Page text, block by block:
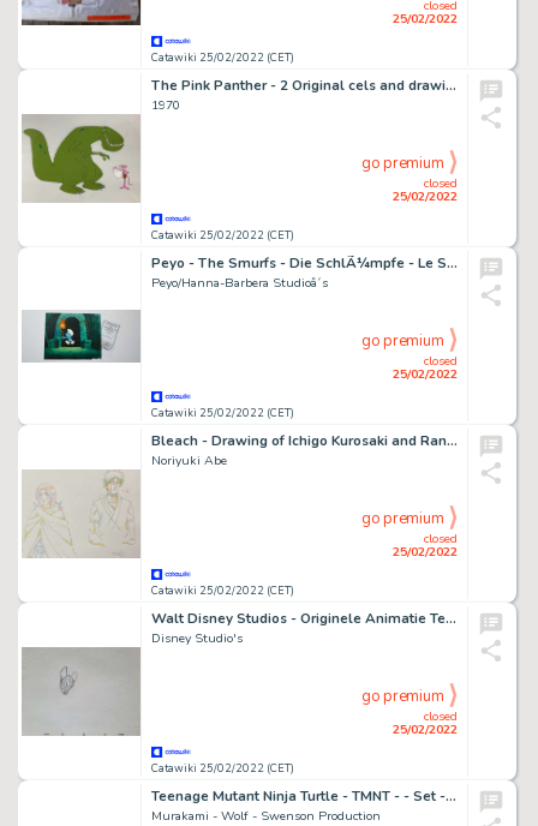
Catawiki 25/02/2022 (CET)
closed
25/02/2022
The Pink Panther - 2 Original cels and drawings of The Pink Panther
1970
Catawiki 25/02/2022 (CET)
closed
25/02/2022
go premium
Peyo - The Smurfs - Die SchlÃ¼mpfe - Le Schtroumpf - - + Original Animation Production Cel + Certifikat of Authenticity - Exemplaire unique - (1981/1989)
Peyo/Hanna-Barbera Studioâ´s
Catawiki 25/02/2022 (CET)
closed
25/02/2022
go premium
Bleach - Drawing of Ichigo Kurosaki and Rangiku Matsumoto (group of 3)
Noriyuki Abe
Catawiki 25/02/2022 (CET)
closed
25/02/2022
go premium
Walt Disney Studios - Originele Animatie Tekening - Bambi - (1942)
Disney Studio's
Catawiki 25/02/2022 (CET)
closed
25/02/2022
go premium
Teenage Mutant Ninja Turtle - TMNT - - Set - Bundle - 3 x Original Production Cels + 1 x Drawing + Certificate - Exemplaire unique - (1987/1996)
Murakami - Wolf - Swenson Production